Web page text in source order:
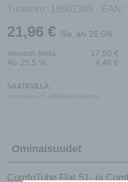
Tuotenro: 18501383 EAN:
21,96 € Sis. alv 25.5%
Veroton hinta 17,50 €
Alv 25.5 %
4,46 €
SAATAVILLA
Ominaisuudet
ComfoTube Flat 51- ja